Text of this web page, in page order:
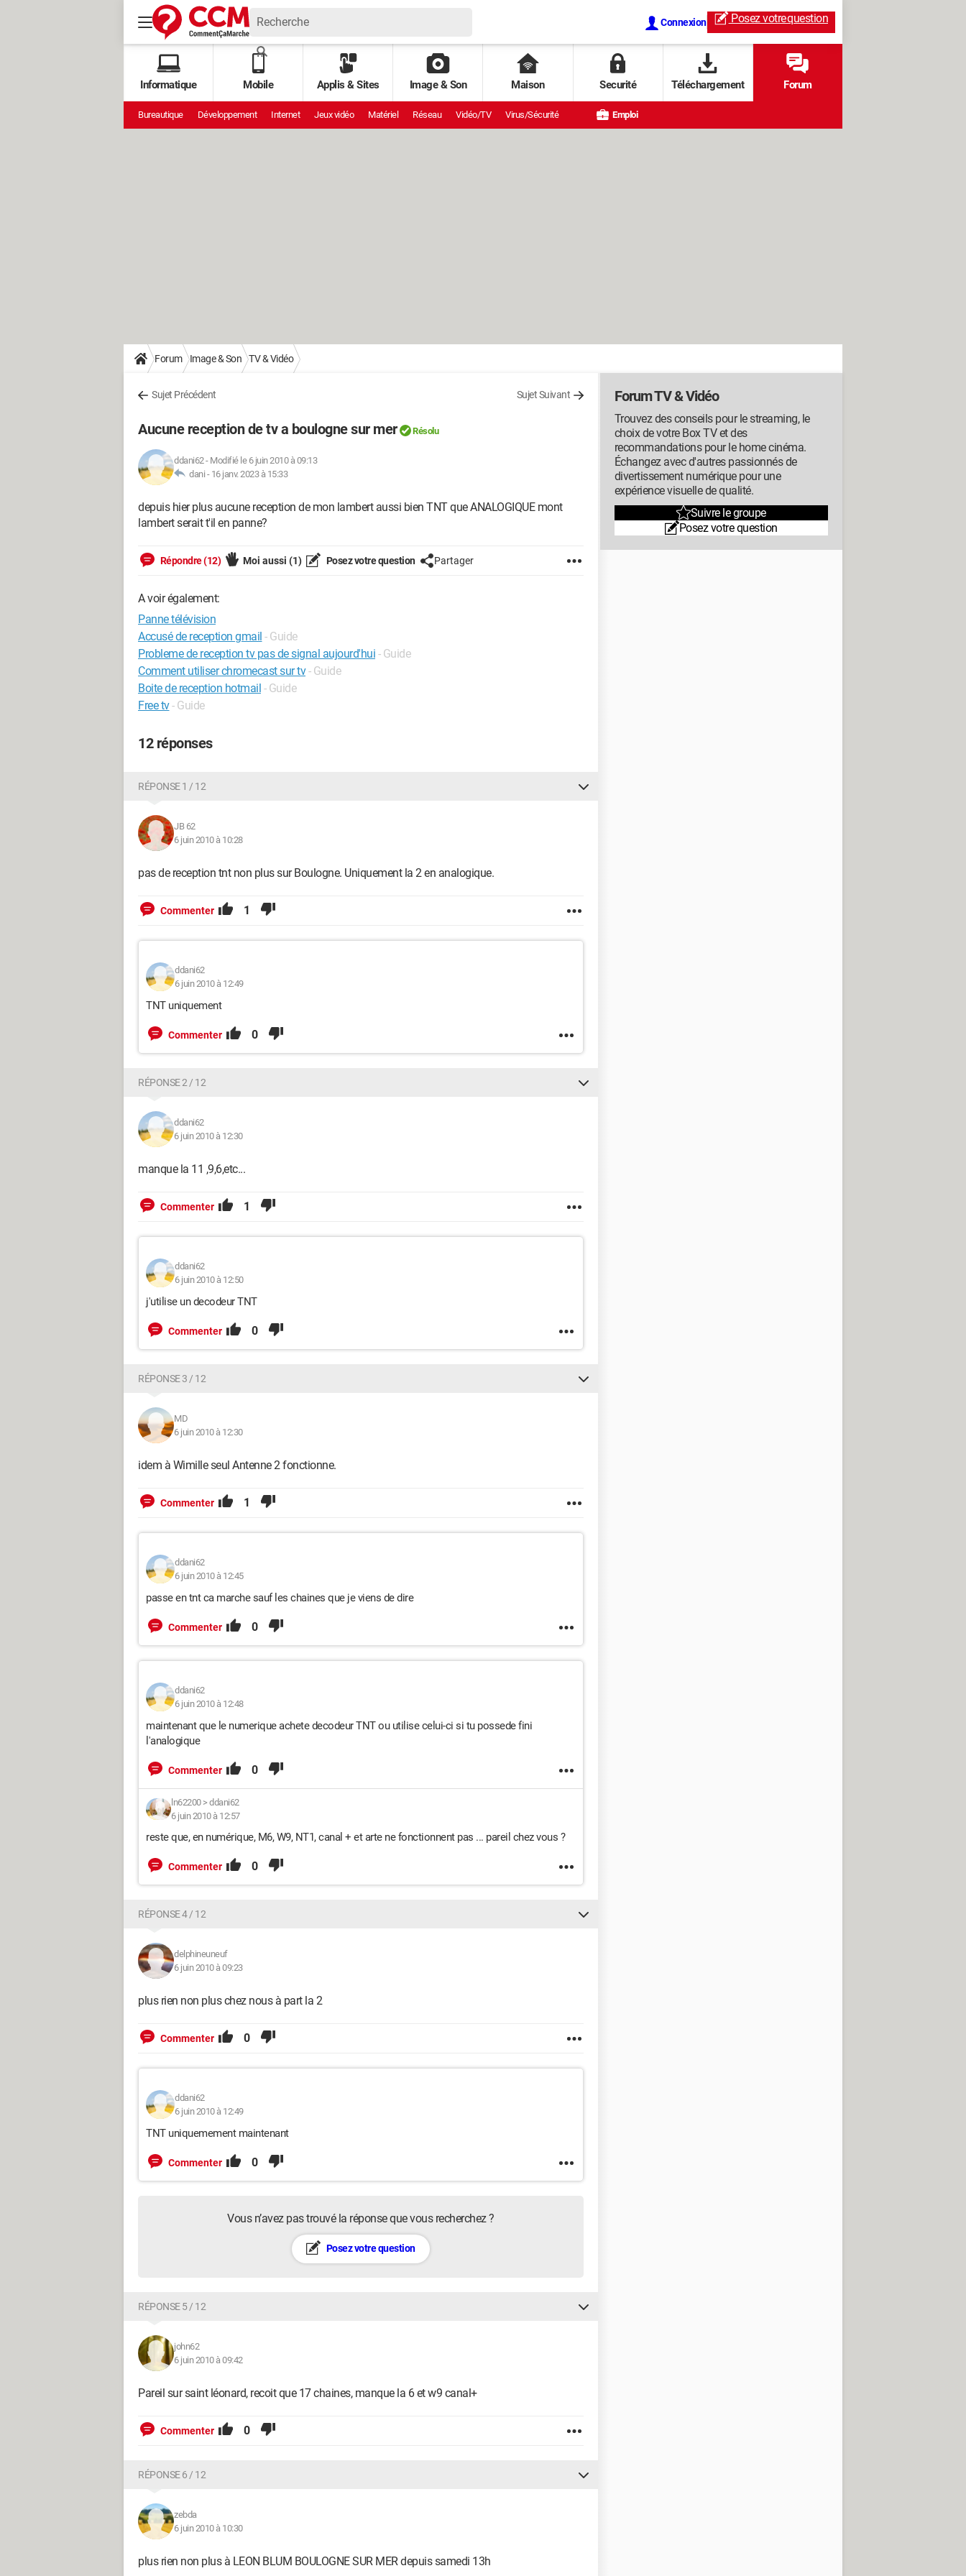
Connexion Posez votrequestion
Informatique Mobile Applis & Sites Image & Son Maison Securité Téléchargement Forum
Bureautique Développement Internet Jeux vidéo Matériel Réseau Vidéo/TV Virus/Sécurité Emploi
Forum Image & Son TV & Vidéo
Sujet Précédent Sujet Suivant
Aucune reception de tv a boulogne sur mer Résolu
ddani62- Modifié le 6 juin 2010 à 09:13
dani - 16 janv. 2023 à 15:33
depuis hier plus aucune reception de mon lambert aussi bien TNT que ANALOGIQUE mont
lambert serait t'il en panne?
Répondre (12) Moi aussi (1) Posez votre question Partager
A voir également:
Panne télévision
Accusé de reception gmail - Guide
Probleme de reception tv pas de signal aujourd'hui - Guide
Comment utiliser chromecast sur tv - Guide
Boite de reception hotmail - Guide
Free tv- Guide
12 réponses
RÉPONSE 1 / 12
JB 62
6 juin 2010 à 10:28
pas de reception tnt non plus sur Boulogne. Uniquement la 2 en analogique.
Commenter 1
ddani62
6 juin 2010 à 12:49
TNT uniquement
Commenter 0
RÉPONSE 2 / 12
ddani62
6 juin 2010 à 12:30
manque la 11 ,9,6,etc...
Commenter 1
ddani62
6 juin 2010 à 12:50
j'utilise un decodeur TNT
Commenter 0
RÉPONSE 3 / 12
MD
6 juin 2010 à 12:30
idem à Wimille seul Antenne 2 fonctionne.
Commenter 1
ddani62
6 juin 2010 à 12:45
passe en tnt ca marche sauf les chaines que je viens de dire
Commenter 0
ddani62
6 juin 2010 à 12:48
maintenant que le numerique achete decodeur TNT ou utilise celui-ci si tu possede fini
l'analogique
Commenter 0
ln62200> ddani62
6 juin 2010 à 12:57
reste que, en numérique, M6, W9, NT1, canal + et arte ne fonctionnent pas ... pareil chez vous ?
Commenter 0
RÉPONSE 4 / 12
delphineuneuf
6 juin 2010 à 09:23
plus rien non plus chez nous à part la 2
Commenter 0
ddani62
6 juin 2010 à 12:49
TNT uniquemement maintenant
Commenter 0
Vous n’avez pas trouvé la réponse que vous recherchez ?
Posez votre question
RÉPONSE 5 / 12
john62
6 juin 2010 à 09:42
Pareil sur saint léonard, recoit que 17 chaines, manque la 6 et w9 canal+
Commenter 0
RÉPONSE 6 / 12
zebda
6 juin 2010 à 10:30
plus rien non plus à LEON BLUM BOULOGNE SUR MER depuis samedi 13h
Forum TV & Vidéo
Trouvez des conseils pour le streaming, le
choix de votre Box TV et des
recommandations pour le home cinéma.
Échangez avec d'autres passionnés de
divertissement numérique pour une
expérience visuelle de qualité.
Suivre le groupe
Posez votre question